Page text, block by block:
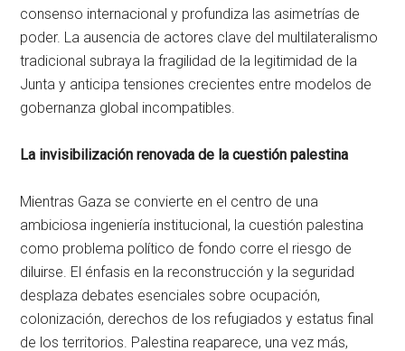
consenso internacional y profundiza las asimetrías de
poder. La ausencia de actores clave del multilateralismo
tradicional subraya la fragilidad de la legitimidad de la
Junta y anticipa tensiones crecientes entre modelos de
gobernanza global incompatibles.
La invisibilización renovada de la cuestión palestina
Mientras Gaza se convierte en el centro de una
ambiciosa ingeniería institucional, la cuestión palestina
como problema político de fondo corre el riesgo de
diluirse. El énfasis en la reconstrucción y la seguridad
desplaza debates esenciales sobre ocupación,
colonización, derechos de los refugiados y estatus final
de los territorios. Palestina reaparece, una vez más,